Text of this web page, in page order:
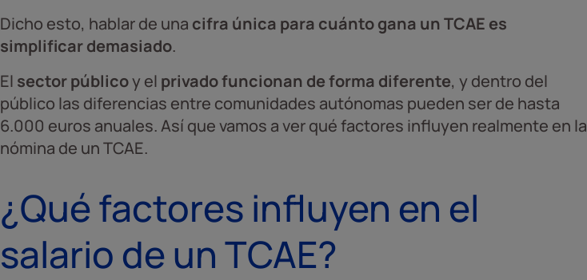
Dicho esto, hablar de una cifra única para cuánto gana un TCAE es
simplificar demasiado.
El sector públicoy el privado funcionan de forma diferente, y dentro del
público las diferencias entre comunidades autónomas pueden ser de hasta
6.000 euros anuales. Así que vamos a ver qué factores influyen realmente en la
nómina de un TCAE.
¿Qué factores influyen en el
salario de un TCAE?